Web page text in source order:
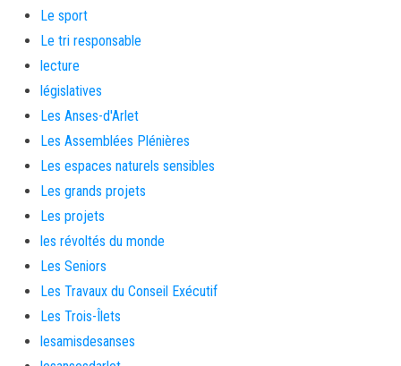
Le sport
Le tri responsable
lecture
législatives
Les Anses-d'Arlet
Les Assemblées Plénières
Les espaces naturels sensibles
Les grands projets
Les projets
les révoltés du monde
Les Seniors
Les Travaux du Conseil Exécutif
Les Trois-Îlets
lesamisdesanses